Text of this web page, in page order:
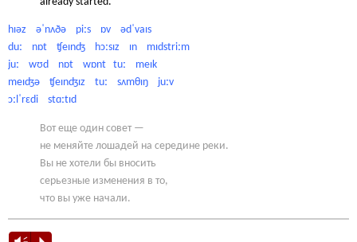
hɪəz əˈnʌðə piːs ɒv ədˈvaɪs
duː nɒt ʧeɪnʤ hɔːsɪz ɪn mɪdstriːm
juː wʊd nɒt wɒnt tuː meɪk
meɪʤə ʧeɪnʤɪz tuː sʌmθɪŋ juːv
ɔːlˈrɛdi stɑːtɪd
Вот еще один совет —
не меняйте лошадей на середине реки.
Вы не хотели бы вносить
серьезные изменения в то,
что вы уже начали.